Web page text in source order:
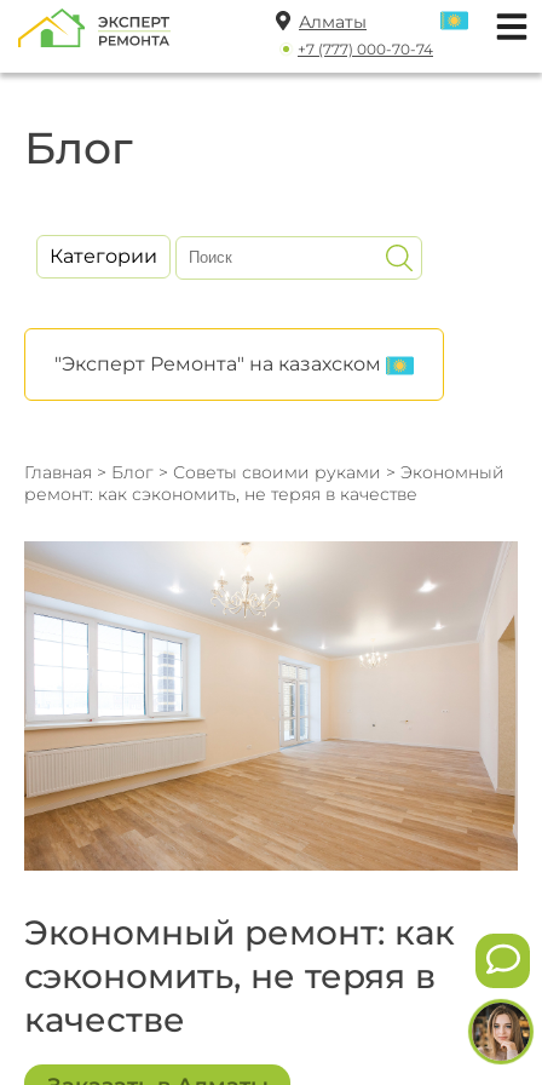
Алматы
+7 (777) 000-70-74
Блог
Категории
"Эксперт Ремонта" на казахском
Главная > Блог > Советы своими руками > Экономный
ремонт: как сэкономить, не теряя в качестве
Экономный ремонт: как
сэкономить, не теряя в
качестве